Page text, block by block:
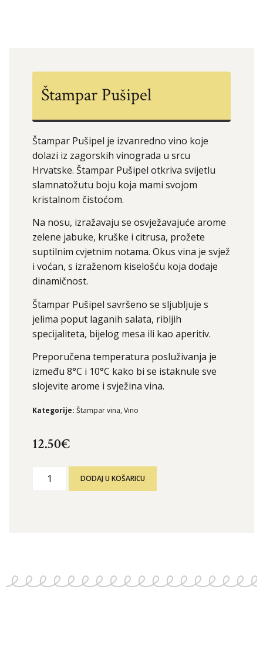
Štampar Pušipel
Štampar Pušipel je izvanredno vino koje
dolazi iz zagorskih vinograda u srcu
Hrvatske. Štampar Pušipel otkriva svijetlu
slamnatožutu boju koja mami svojom
kristalnom čistoćom.
Na nosu, izražavaju se osvježavajuće arome
zelene jabuke, kruške i citrusa, prožete
suptilnim cvjetnim notama. Okus vina je svjež
i voćan, s izraženom kiselošću koja dodaje
dinamičnost.
Štampar Pušipel savršeno se sljubljuje s
jelima poput laganih salata, ribljih
specijaliteta, bijelog mesa ili kao aperitiv.
Preporučena temperatura posluživanja je
između 8°C i 10°C kako bi se istaknule sve
slojevite arome i svježina vina.
Kategorije: Štampar vina, Vino
12.50€
DODAJ U KOŠARICU